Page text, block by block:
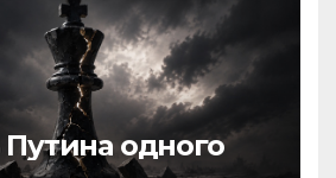
Путина одного